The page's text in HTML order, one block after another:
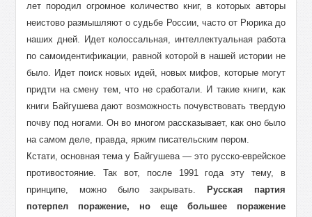
лет породил огромное количество книг, в которых авторы
неистово размышляют о судьбе России, часто от Рюрика до
наших дней. Идет колоссальная, интеллектуальная работа
по самоидентификации, равной которой в нашей истории не
было. Идет поиск новых идей, новых мифов, которые могут
придти на смену тем, что не сработали. И такие книги, как
книги Байгушева дают возможность почувствовать твердую
почву под ногами. Он во многом рассказывает, как оно было
на самом деле, правда, ярким писательским пером.
Кстати, основная тема у Байгушева — это русско-еврейское
противостояние. Так вот, после 1991 года эту тему, в
принципе, можно было закрывать.
Русская партия
потерпел поражение, но еще большее поражение